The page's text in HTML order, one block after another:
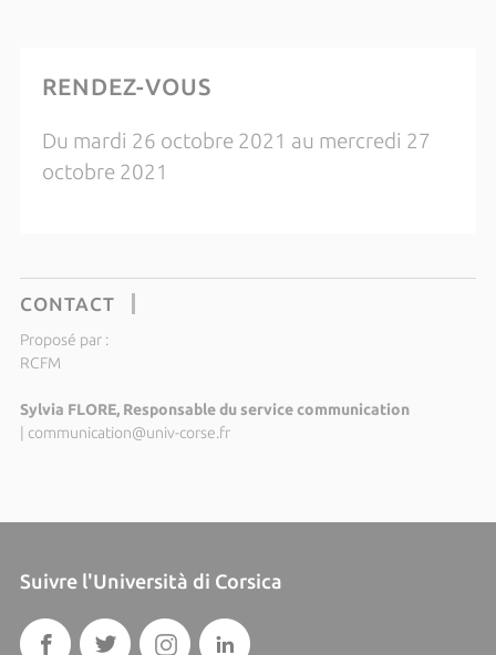
RENDEZ-VOUS
Du mardi 26 octobre 2021 au mercredi 27
octobre 2021
CONTACT
Proposé par :
RCFM
Sylvia FLORE, Responsable du service communication
| communication@univ-corse.fr
Suivre l'Università di Corsica